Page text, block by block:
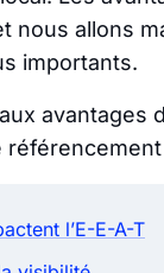
nous allons
importants.
avantages
référencement
l’E-E-A-T